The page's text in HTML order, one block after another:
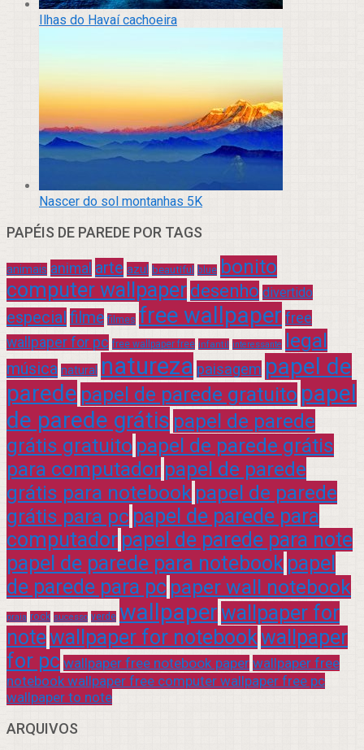
Ilhas do Havaí cachoeira
Nascer do sol montanhas 5K
PAPÉIS DE PAREDE POR TAGS
animais animal arte azul beautiful blue bonito
computer wallpaper desenho divertido
especial filme filmes free wallpaper free
wallpaper for pc free wallpaper free infantil interessante legal
música natural natureza paisagem papel de
parede papel de parede gratuito papel
de parede grátis papel de parede
grátis gratuito papel de parede grátis
para computador papel de parede
grátis para notebook papel de parede
grátis para pc papel de parede para
computador papel de parede para note
papel de parede para notebook papel
de parede para pc paper wall notebook
praia rock sucesso verde wallpaperwallpaper for
notewallpaper for notebookwallpaper
for pc wallpaper free notebook paper wallpaper free
notebook wallpaper free computer wallpaper free pc
wallpaper to note
ARQUIVOS